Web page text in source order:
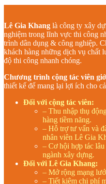
Lê Gia Khang là công ty xây
nghiệm trong lĩnh vực thi công
trình dân dụng & công nghiệp.
khách hàng những dịch vụ chất
độ thi công nhanh chóng.
Chương trình cộng tác viên
thiết kế để mang lại lợi ích cho
Đối với cộng tác viên:
– Thu nhập thụ
hàng tiềm năng.
– Hỗ trợ tư vấn và
nhân viên Lê Gia
– Cơ hội hợp tác
ngành xây dựng.
Đối với Lê Gia Khang:
– Mở rộng mạng
– Tiết kiệm chi phí